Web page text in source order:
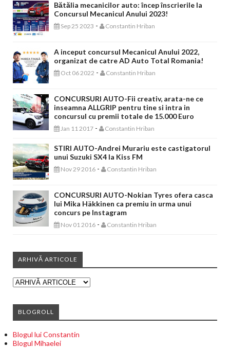
Bătălia mecanicilor auto: încep înscrierile la
Concursul Mecanicul Anului 2023!
Sep 25 2023 - Constantin Hriban
A inceput concursul Mecanicul Anului 2022,
organizat de catre AD Auto Total Romania!
Oct 06 2022 - Constantin Hriban
CONCURSURI AUTO-Fii creativ, arata-ne ce
inseamna ALLGRIP pentru tine si intra in
concursul cu premii totale de 15.000 Euro
Jan 11 2017 - Constantin Hriban
STIRI AUTO-Andrei Murariu este castigatorul
unui Suzuki SX4 la Kiss FM
Nov 29 2016 - Constantin Hriban
CONCURSURI AUTO-Nokian Tyres ofera casca
lui Mika Häkkinen ca premiu in urma unui
concurs pe Instagram
Nov 01 2016 - Constantin Hriban
ARHIVĂ ARTICOLE
BLOGROLL
Blogul lui Constantin
Blogul Mihaelei